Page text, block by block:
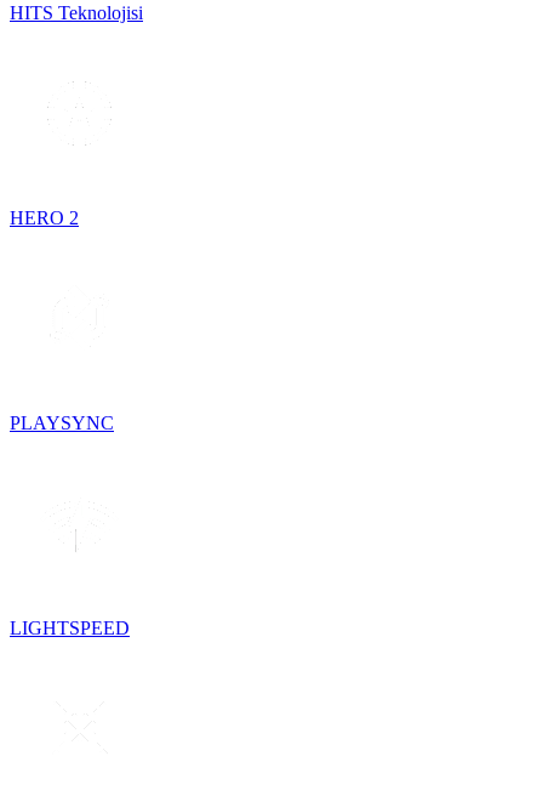
HITS Teknolojisi
HERO 2
PLAYSYNC
LIGHTSPEED